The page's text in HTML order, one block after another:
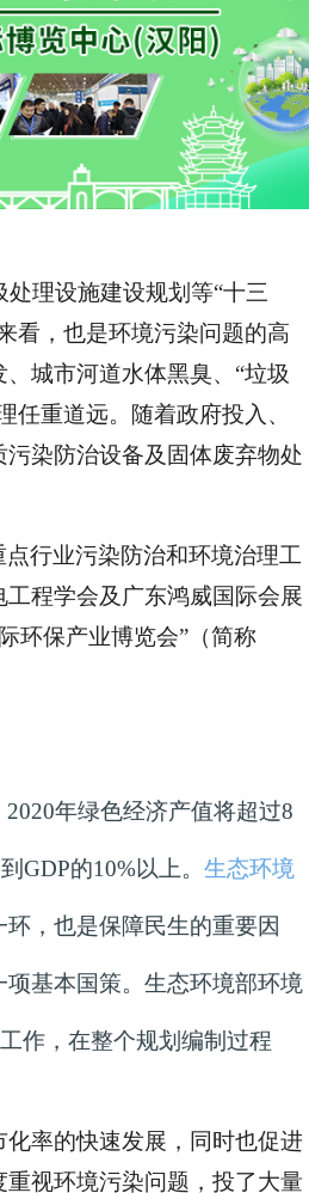
理设施建设规划等“十三
看，也是环境污染问题的高
城市河道水体黑臭、“垃圾
任重道远。随着政府投入、
染防治设备及固体废弃物处
行业污染防治和环境治理工
程学会及广东鸿威国际会展
环保产业博览会”（简称
2020年绿色经济产值将超过8
GDP的10%以上。 生态环境
，也是保障民生的重要因
基本国策。生态环境部环境
作，在整个规划编制过程
率的快速发展，同时也促进
视环境污染问题，投了大量